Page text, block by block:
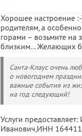
Хорошее настроение
родителям, а
горами – возьмите на
близким... Желающих
Санта-Клаус очень
о новогоднем
важные события из
на год следующий!
Услуги
Иванович,ИНН